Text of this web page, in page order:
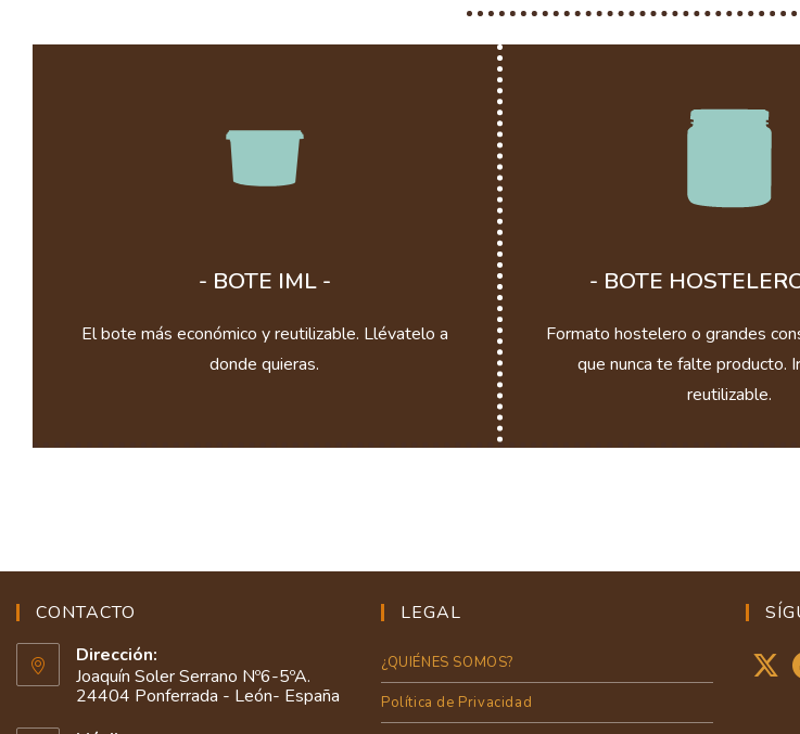
- BOTE IML -
El bote más económico y reutilizable. Llévatelo a
donde quieras.
- BOTE
Formato hostelero o grandes
que nunca te falte producto.
reutilizable.
CONTACTO
Dirección:
Joaquín Soler Serrano Nº6-5ºA.
24404 Ponferrada - León- España
LEGAL
¿QUIÉNES SOMOS?
Política de Privacidad